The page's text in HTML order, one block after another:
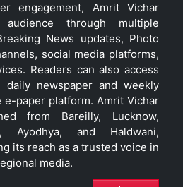
engagement, Amrit Vichar
through multiple
News updates, Photo
social media platforms,
Readers can also access
newspaper and weekly
e-paper platform. Amrit Vichar
from Bareilly, Lucknow,
Ayodhya, and Haldwani,
its reach as a trusted voice in
media.